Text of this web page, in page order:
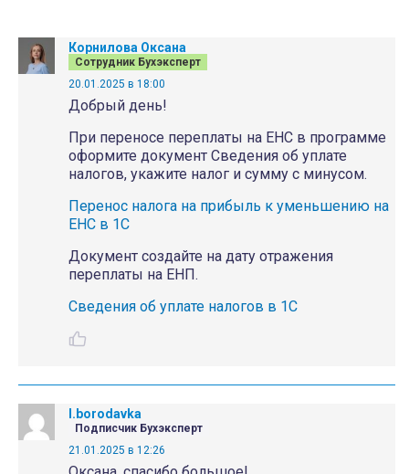
Корнилова Оксана
Сотрудник Бухэксперт
20.01.2025 в 18:00
Добрый день!
При переносе переплаты на ЕНС в программе
оформите документ Сведения об уплате
налогов, укажите налог и сумму с минусом.
Перенос налога на прибыль к уменьшению на
ЕНС в 1С
Документ создайте на дату отражения
переплаты на ЕНП.
Сведения об уплате налогов в 1С
I.borodavka
Подписчик Бухэксперт
21.01.2025 в 12:26